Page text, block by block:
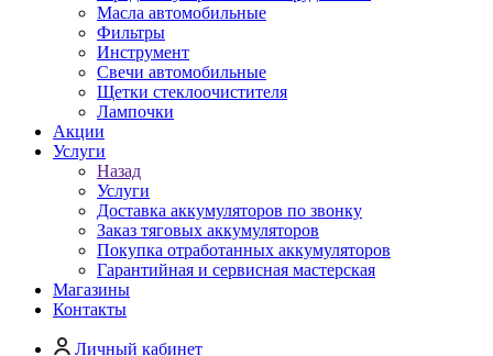
Масла автомобильные
Фильтры
Инструмент
Свечи автомобильные
Щетки стеклоочистителя
Лампочки
Акции
Услуги
Назад
Услуги
Доставка аккумуляторов по звонку
Заказ тяговых аккумуляторов
Покупка отработанных аккумуляторов
Гарантийная и сервисная мастерская
Магазины
Контакты
Личный кабинет